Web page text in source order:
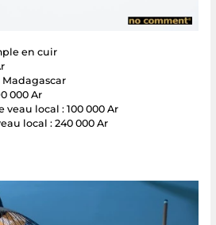
en cuir
000 Ar
local : 100 000 Ar
local : 240 000 Ar